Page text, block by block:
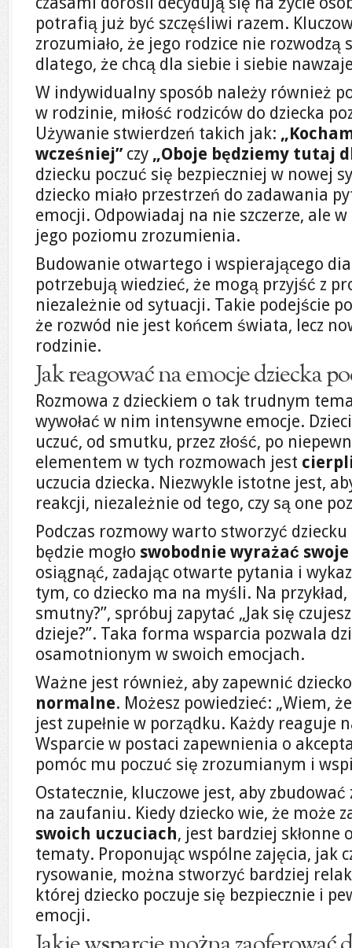
potrafią już być szczęśliwi razem.
zrozumiało, że jego rodzice nie rozwodzą
dlatego, że chcą dla siebie i siebie
W indywidualny sposób należy również
w rodzinie, miłość rodziców do dziecka
Używanie stwierdzeń takich jak:
wcześniej” czy „Oboje będziemy tutaj
dziecku poczuć się bezpieczniej w nowej
dziecko miało przestrzeń do zadawania
emocji. Odpowiadaj na nie szczerze, ale
jego poziomu zrozumienia.
Budowanie otwartego i wspierającego
potrzebują wiedzieć, że mogą przyjść z
niezależnie od sytuacji. Takie podejście
że rozwód nie jest końcem świata, lecz
rodzinie.
Jak reagować na emocje dziecka
Rozmowa z dzieckiem o tak trudnym
wywołać w nim intensywne emocje.
uczuć, od smutku, przez złość, po
elementem w tych rozmowach jest
uczucia dziecka. Niezwykle istotne jest,
reakcji, niezależnie od tego, czy są one
Podczas rozmowy warto stworzyć
będzie mogło swobodnie wyrażać
osiągnąć, zadając otwarte pytania i
tym, co dziecko ma na myśli. Na
smutny?”, spróbuj zapytać „Jak się
dzieje?”. Taka forma wsparcia pozwala
osamotnionym w swoich emocjach.
Ważne jest również, aby zapewnić
normalne. Możesz powiedzieć: „Wiem,
jest zupełnie w porządku. Każdy reaguje
Wsparcie w postaci zapewnienia o
pomóc mu poczuć się zrozumianym i
Ostatecznie, kluczowe jest, aby
na zaufaniu. Kiedy dziecko wie, że może
swoich uczuciach, jest bardziej
tematy. Proponując wspólne zajęcia, jak
rysowanie, można stworzyć bardziej
której dziecko poczuje się bezpiecznie i
emocji.